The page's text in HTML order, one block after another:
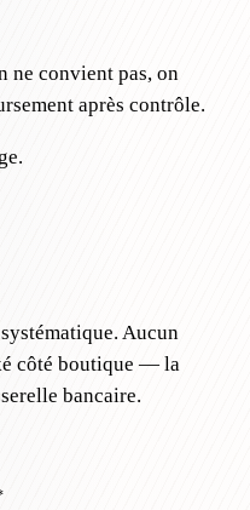
ne convient pas, on
après contrôle.
Aucun
côté boutique — la
bancaire.